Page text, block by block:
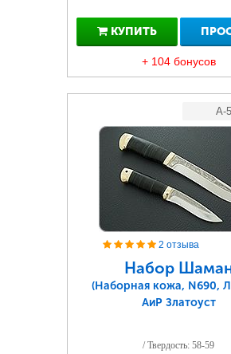
КУПИТЬ
+ 104 бонусов
A-
2 отзыва
Набор
(Наборная кожа, N690,
АиР Златоуст
/ Твердость: 58-59